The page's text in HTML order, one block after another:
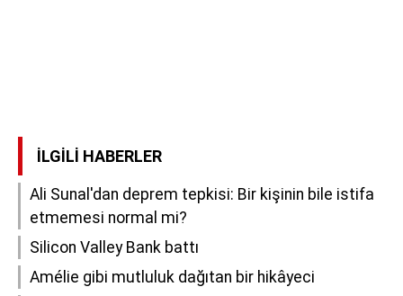
İLGILI HABERLER
Ali Sunal'dan deprem tepkisi: Bir kişinin bile istifa
etmemesi normal mi?
Silicon Valley Bank battı
Amélie gibi mutluluk dağıtan bir hikâyeci